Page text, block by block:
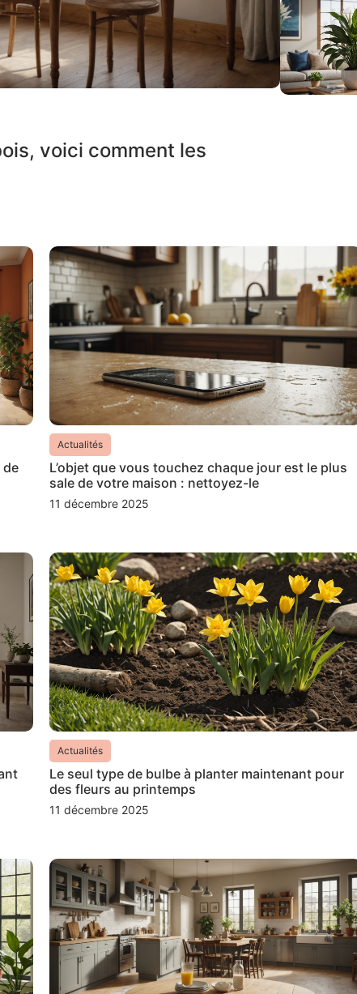
voici comment les
de
Actualités
L’objet que vous touchez chaque jour est le plus
sale de votre maison : nettoyez-le
11 décembre 2025
Actualités
Le seul type de bulbe à planter maintenant pour
des fleurs au printemps
11 décembre 2025